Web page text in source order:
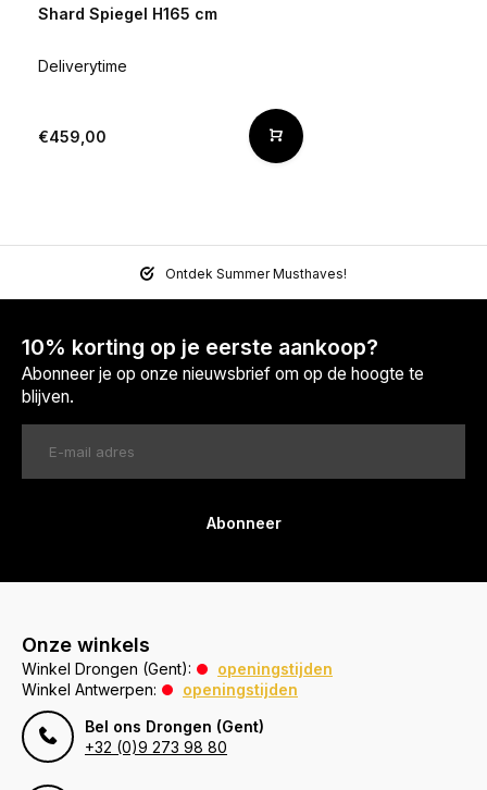
Shard Spiegel H165 cm
Deliverytime
€459,00
Ontdek Summer Musthaves!
10% korting op je eerste aankoop?
Abonneer je op onze nieuwsbrief om op de hoogte te
blijven.
Abonneer
Onze winkels
Winkel Drongen (Gent):
openingstijden
Winkel Antwerpen:
openingstijden
Bel ons Drongen (Gent)
+32 (0)9 273 98 80